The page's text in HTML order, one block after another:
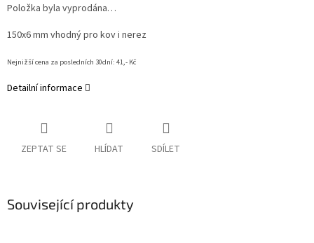
Položka byla vyprodána…
150x6 mm vhodný pro kov i nerez
Nejnižší cena za posledních 30dní: 41,- Kč
Detailní informace
ZEPTAT SE HLÍDAT SDÍLET
Související produkty